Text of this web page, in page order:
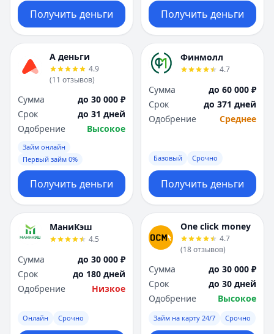
Получить деньги Получить деньги
А деньги
4.9
(11 отзывов)
Сумма
до 30 000 ₽
Срок
до 31 дней
Одобрение
Высокое
Займ онлайн
Первый займ 0%
Получить деньги
Финмолл
4.7
Сумма
до 60 000 ₽
Срок
до 371 дней
Одобрение
Среднее
Базовый Срочно
Получить деньги
МаниКэш
4.5
Сумма
до 30 000 ₽
Срок
до 180 дней
Одобрение
Низкое
Онлайн Срочно
One click money
4.7
(18отзывов)
Сумма
до 30 000 ₽
Срок
до 30 дней
Одобрение
Высокое
Займ на карту 24/7 Срочно